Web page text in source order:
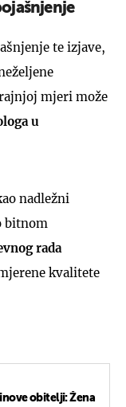
te izjave,
mjeri može
u
nadležni
bitnom
rada
kvalitete
obitelji: Žena